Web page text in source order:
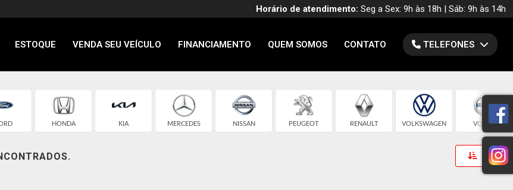
Horário de atendimento: Seg a Sex: 9h às 18h | Sáb: 9h às 14h
ESTOQUE VENDA SEU VEÍCULO FINANCIAMENTO QUEM SOMOS CONTATO TELEFONES
HONDA KIA MERCEDES NISSAN PEUGEOT RENAULT VOLKSWAGEN VOLVO
Toggle